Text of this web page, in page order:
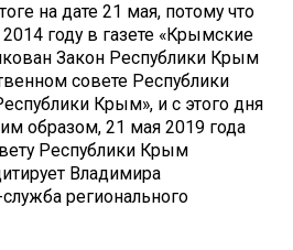
на дате 21 мая, потому что
году в газете «Крымские
Закон Республики Крым
совете Республики
Крым», и с этого дня
образом, 21 мая 2019 года
Республики Крым
Владимира
регионального